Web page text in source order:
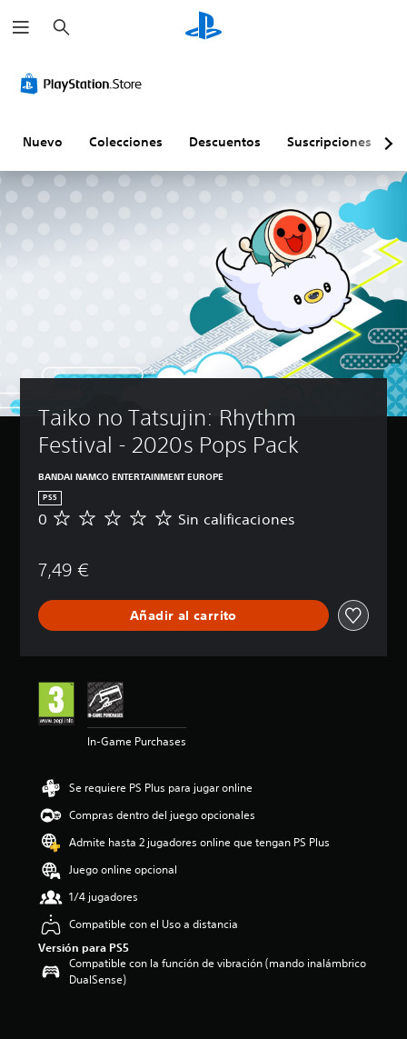
u
s
r
Nuevo Colecciones Descuentos Suscripciones
Taiko no Tatsujin: Rhythm
Festival - 2020s Pops Pack
BANDAI NAMCO ENTERTAINMENT EUROPE
PS5
S
c
i
a
i
0 Sin calificaciones
7,49 €
Añadir al carrito
In-Game Purchases
Se requiere PS Plus para jugar online
Compras dentro del juego opcionales
Admite hasta 2 jugadores online que tengan PS Plus
Juego online opcional
1/4 jugadores
Compatible con el Uso a distancia
Versión para PS5
Compatible con la función de vibración (mando inalámbrico
DualSense)